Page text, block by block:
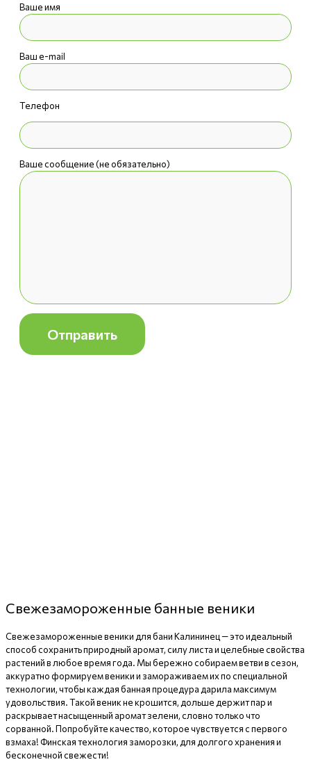
Ваше имя
Ваш e-mail
Телефон
Ваше сообщение (не обязательно)
Свежезамороженные банные веники
Свежезамороженные веники для бани Калининец — это идеальный
способ сохранить природный аромат, силу листа и целебные свойства
растений в любое время года. Мы бережно собираем ветви в сезон,
аккуратно формируем веники и замораживаем их по специальной
технологии, чтобы каждая банная процедура дарила максимум
удовольствия. Такой веник не крошится, дольше держит пар и
раскрывает насыщенный аромат зелени, словно только что
сорванной. Попробуйте качество, которое чувствуется с первого
взмаха! Финская технология заморозки, для долгого хранения и
бесконечной свежести!